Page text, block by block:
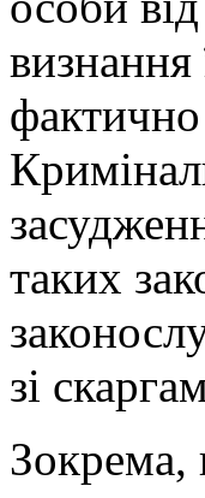
визнання
фактично
таких
зі
Зокрема,